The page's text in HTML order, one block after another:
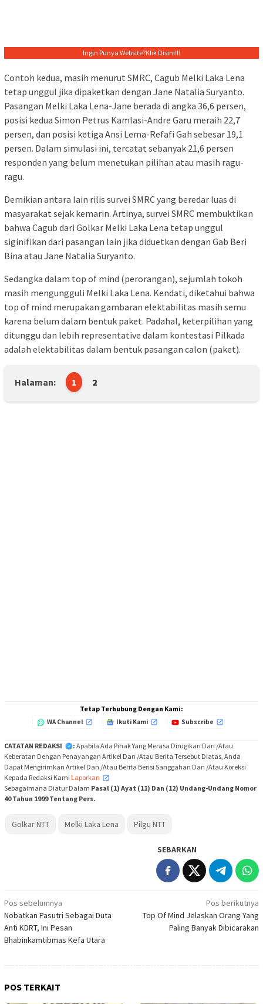
Ingin Punya Website?Klik Disini!!!
Contoh kedua, masih menurut SMRC, Cagub Melki Laka Lena
tetap unggul jika dipaketkan dengan Jane Natalia Suryanto.
Pasangan Melki Laka Lena-Jane berada di angka 36,6 persen,
posisi kedua Simon Petrus Kamlasi-Andre Garu meraih 22,7
persen, dan posisi ketiga Ansi Lema-Refafi Gah sebesar 19,1
persen. Dalam simulasi ini, tercatat sebanyak 21,6 persen
responden yang belum menetukan pilihan atau masih ragu-
ragu.
Demikian antara lain rilis survei SMRC yang beredar luas di
masyarakat sejak kemarin. Artinya, survei SMRC membuktikan
bahwa Cagub dari Golkar Melki Laka Lena tetap unggul
siginifikan dari pasangan lain jika diduetkan dengan Gab Beri
Bina atau Jane Natalia Suryanto.
Sedangka dalam top of mind (perorangan), sejumlah tokoh
masih mengungguli Melki Laka Lena. Kendati, diketahui bahwa
top of mind merupakan gambaran elektabilitas masih semu
karena belum dalam bentuk paket. Padahal, keterpilihan yang
ditunggu dan lebih representative dalam kontestasi Pilkada
adalah elektabilitas dalam bentuk pasangan calon (paket).
Halaman: 1 2
Tetap Terhubung Dengan Kami:
WA Channel Ikuti Kami Subscribe
CATATAN REDAKSI : Apabila Ada Pihak Yang Merasa Dirugikan Dan /Atau
Keberatan Dengan Penayangan Artikel Dan /Atau Berita Tersebut Diatas, Anda
Dapat Mengirimkan Artikel Dan /Atau Berita Berisi Sanggahan Dan /Atau Koreksi
Kepada Redaksi Kami Laporkan
,
Sebagaimana Diatur Dalam Pasal (1) Ayat (11) Dan (12) Undang-Undang Nomor
40 Tahun 1999 Tentang Pers.
Golkar NTT Melki Laka Lena Pilgu NTT
SEBARKAN
Navigasi
pos
Pos sebelumnya
Nobatkan Pasutri Sebagai Duta
Anti KDRT, Ini Pesan
Bhabinkamtibmas Kefa Utara
Pos berikutnya
Top Of Mind Jelaskan Orang Yang
Paling Banyak Dibicarakan
POS TERKAIT